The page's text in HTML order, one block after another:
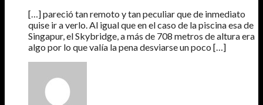
[…] pareció tan remoto y tan peculiar que de inmediato
quise ir a verlo. Al igual que en el caso de la piscina esa de
Singapur, el Skybridge, a más de 708 metros de altura era
algo por lo que valía la pena desviarse un poco […]